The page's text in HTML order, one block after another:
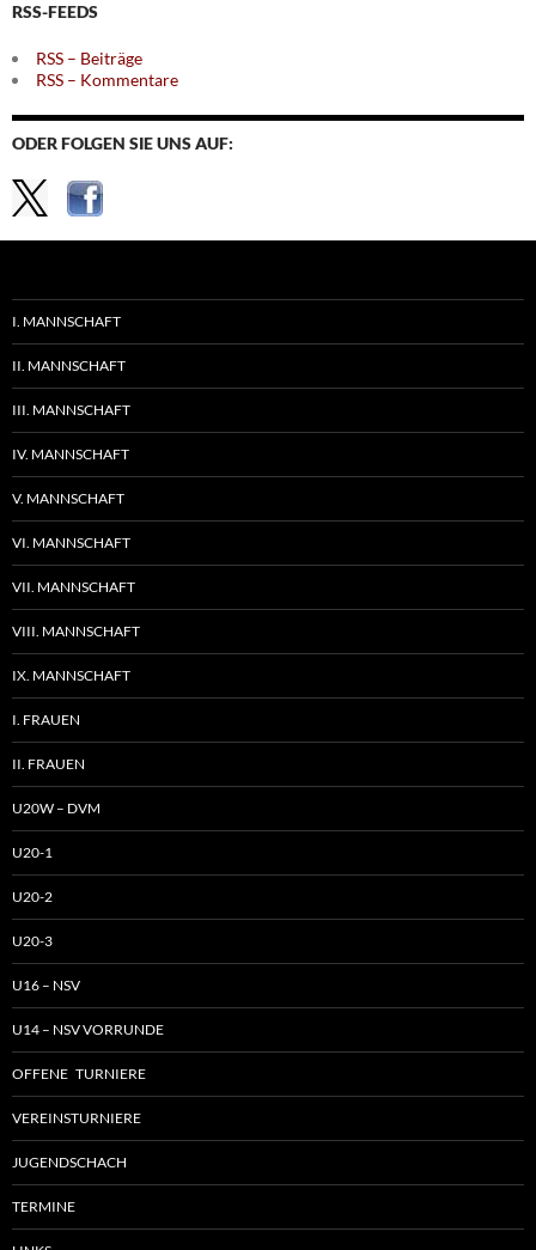
RSS-FEEDS
RSS – Beiträge
RSS – Kommentare
ODER FOLGEN SIE UNS AUF:
I. MANNSCHAFT
II. MANNSCHAFT
III. MANNSCHAFT
IV. MANNSCHAFT
V. MANNSCHAFT
VI. MANNSCHAFT
VII. MANNSCHAFT
VIII. MANNSCHAFT
IX. MANNSCHAFT
I. FRAUEN
II. FRAUEN
U20W – DVM
U20-1
U20-2
U20-3
U16 – NSV
U14 – NSV VORRUNDE
OFFENE TURNIERE
VEREINSTURNIERE
JUGENDSCHACH
TERMINE